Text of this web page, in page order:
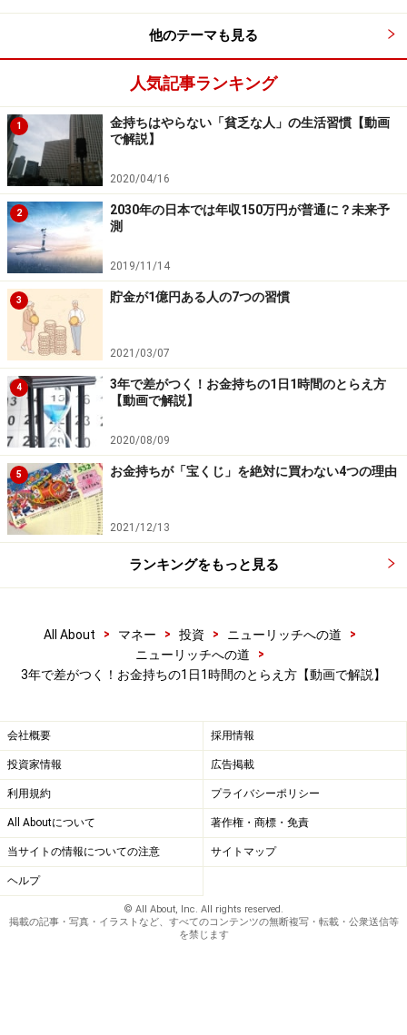
参考文献：『いつも時間に追われている人のための
「超」時間術』（総合法令出版）
※記事内容は執筆時点のものです。最新の内容をご確認くださ
い。
他のテーマも見る
人気記事ランキング
1
金持ちはやらない「貧乏な人」の生活習慣【動画
で解説】
2020/04/16
2
2030年の日本では年収150万円が普通に？未来予
測
2019/11/14
3 貯金が1億円ある人の7つの習慣
2021/03/07
4
3年で差がつく！お金持ちの1日1時間のとらえ方
【動画で解説】
2020/08/09
5 お金持ちが「宝くじ」を絶対に買わない4つの理由
2021/12/13
ランキングをもっと見る
All About > マネー > 投資 > ニューリッチへの道
>
ニューリッチへの道
>
3年で差がつく！お金持ちの1日1時間のとらえ方【動画で解説】
会社概要 採用情報
投資家情報 広告掲載
利用規約 プライバシーポリシー
All Aboutについて 著作権・商標・免責
当サイトの情報についての注意 サイトマップ
ヘルプ
© All About, Inc. All rights reserved.
掲載の記事・写真・イラストなど、すべてのコンテンツの無断複写・転載・公衆送信等
を禁じます